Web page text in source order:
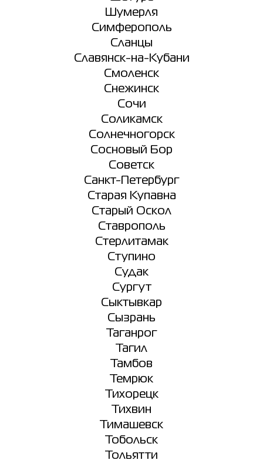
Шумерля
Симферополь
Сланцы
Славянск-на-Кубани
Смоленск
Снежинск
Сочи
Соликамск
Солнечногорск
Сосновый Бор
Советск
Санкт-Петербург
Старая Купавна
Старый Оскол
Ставрополь
Стерлитамак
Ступино
Судак
Сургут
Сыктывкар
Сызрань
Таганрог
Тагил
Тамбов
Темрюк
Тихорецк
Тихвин
Тимашевск
Тобольск
Тольятти